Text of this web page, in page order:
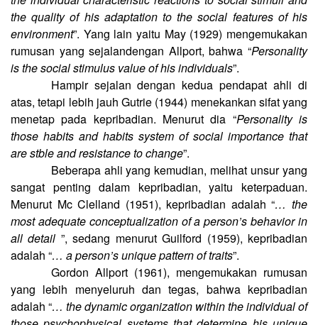
the quality of his adaptation to the social features of his
environment”. Yang lain yaitu May (1929) mengemukakan
rumusan yang sejalandengan Allport, bahwa “Personality
is the social stimulus value of his individuals”.
Hampir sejalan dengan kedua pendapat ahli di
atas, tetapi lebih jauh Gutrie (1944) menekankan sifat yang
menetap pada kepribadian. Menurut dia “Personality is
those habits and habits system of social importance that
are stble and resistance to change”.
Beberapa ahli yang kemudian, melihat unsur yang
sangat penting dalam kepribadian, yaitu keterpaduan.
Menurut Mc Clelland (1951), kepribadian adalah “… the
most adequate conceptualization of a person’s behavior in
all detail ”, sedang menurut Guilford (1959), kepribadian
adalah “… a person’s unique pattern of traits”.
Gordon Allport (1961), mengemukakan rumusan
yang lebih menyeluruh dan tegas, bahwa kepribadian
adalah “… the dynamic organization within the individual of